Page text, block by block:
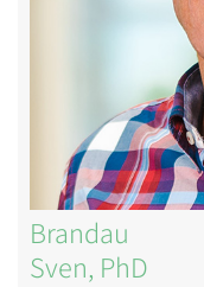
Brandau
Sven, PhD